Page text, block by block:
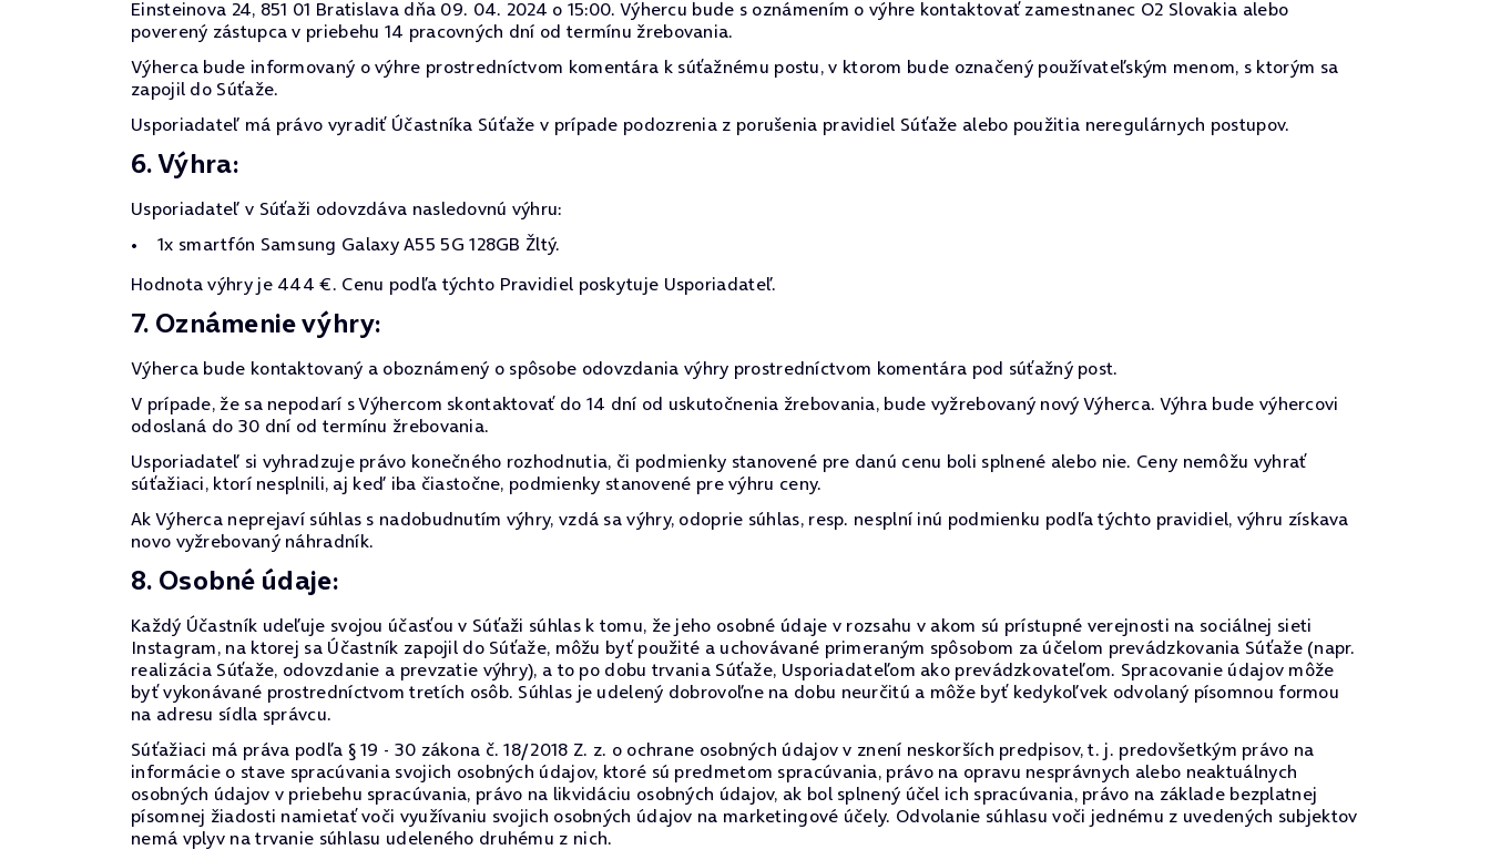
Einsteinova 24, 851 01 Bratislava dňa 09. 04. 2024 o 15:00. Výhercu bude s oznámením o výhre kontaktovať zamestnanec O2 Slovakia alebo
poverený zástupca v priebehu 14 pracovných dní od termínu žrebovania.
Výherca bude informovaný o výhre prostredníctvom komentára k súťažnému postu, v ktorom bude označený používateľským menom, s ktorým sa
zapojil do Súťaže.
Usporiadateľ má právo vyradiť Účastníka Súťaže v prípade podozrenia z porušenia pravidiel Súťaže alebo použitia neregulárnych postupov.
6. Výhra:
Usporiadateľ v Súťaži odovzdáva nasledovnú výhru:
1x smartfón Samsung Galaxy A55 5G 128GB Žltý.
Hodnota výhry je 444 €. Cenu podľa týchto Pravidiel poskytuje Usporiadateľ.
7. Oznámenie výhry:
Výherca bude kontaktovaný a oboznámený o spôsobe odovzdania výhry prostredníctvom komentára pod súťažný post.
V prípade, že sa nepodarí s Výhercom skontaktovať do 14 dní od uskutočnenia žrebovania, bude vyžrebovaný nový Výherca. Výhra bude výhercovi
odoslaná do 30 dní od termínu žrebovania.
Usporiadateľ si vyhradzuje právo konečného rozhodnutia, či podmienky stanovené pre danú cenu boli splnené alebo nie. Ceny nemôžu vyhrať
súťažiaci, ktorí nesplnili, aj keď iba čiastočne, podmienky stanovené pre výhru ceny.
Ak Výherca neprejaví súhlas s nadobudnutím výhry, vzdá sa výhry, odoprie súhlas, resp. nesplní inú podmienku podľa týchto pravidiel, výhru získava
novo vyžrebovaný náhradník.
8. Osobné údaje:
Každý Účastník udeľuje svojou účasťou v Súťaži súhlas k tomu, že jeho osobné údaje v rozsahu v akom sú prístupné verejnosti na sociálnej sieti
Instagram, na ktorej sa Účastník zapojil do Súťaže, môžu byť použité a uchovávané primeraným spôsobom za účelom prevádzkovania Súťaže (napr.
realizácia Súťaže, odovzdanie a prevzatie výhry), a to po dobu trvania Súťaže, Usporiadateľom ako prevádzkovateľom. Spracovanie údajov môže
byť vykonávané prostredníctvom tretích osôb. Súhlas je udelený dobrovoľne na dobu neurčitú a môže byť kedykoľvek odvolaný písomnou formou
na adresu sídla správcu.
Súťažiaci má práva podľa § 19 - 30 zákona č. 18/2018 Z. z. o ochrane osobných údajov v znení neskorších predpisov, t. j. predovšetkým právo na
informácie o stave spracúvania svojich osobných údajov, ktoré sú predmetom spracúvania, právo na opravu nesprávnych alebo neaktuálnych
osobných údajov v priebehu spracúvania, právo na likvidáciu osobných údajov, ak bol splnený účel ich spracúvania, právo na základe bezplatnej
písomnej žiadosti namietať voči využívaniu svojich osobných údajov na marketingové účely. Odvolanie súhlasu voči jednému z uvedených subjektov
nemá vplyv na trvanie súhlasu udeleného druhému z nich.